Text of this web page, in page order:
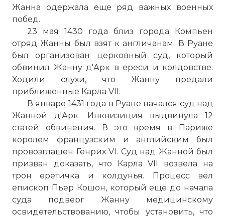
Жанна одержала еще ряд важных военных
побед.
23 мая 1430 года близ города Компьен
отряд Жанны был взят к англичанам. В Руане
был организован церковный суд, который
обвинил Жанну д'Арк в ереси и колдовстве.
Ходили слухи, что Жанну предали
приближенные Карла VII.
В январе 1431 года в Руане начался суд над
Жанной д'Арк. Инквизиция выдвинула 12
статей обвинения. В это время в Париже
королем французским и английским был
провозглашен Генрих VI. Суд над Жанной был
призван доказать, что Карла VII возвела на
трон еретичка и колдунья. Процесс вел
епископ Пьер Кошон, который еще до начала
суда подверг Жанну медицинскому
освидетельствованию, чтобы установить, что